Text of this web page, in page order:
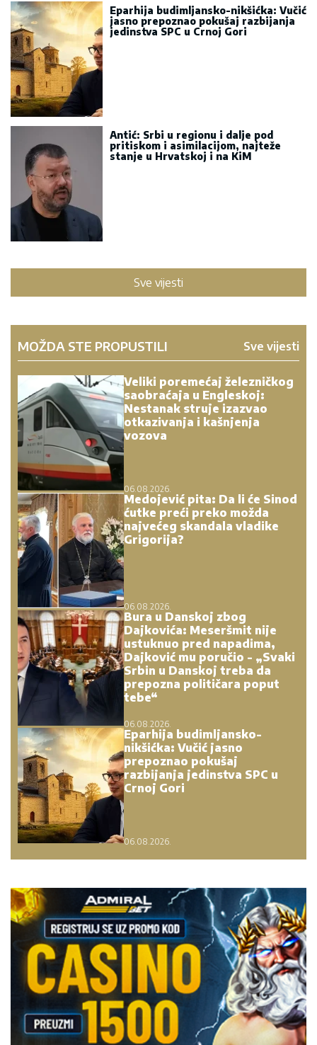
Eparhija budimljansko-nikšićka: Vučić
jasno prepoznao pokušaj razbijanja
jedinstva SPC u Crnoj Gori
Antić: Srbi u regionu i dalje pod
pritiskom i asimilacijom, najteže
stanje u Hrvatskoj i na KiM
Sve vijesti
MOŽDA STE PROPUSTILI Sve vijesti
Veliki poremećaj železničkog
saobraćaja u Engleskoj:
Nestanak struje izazvao
otkazivanja i kašnjenja
vozova
06.08.2026.
Medojević pita: Da li će Sinod
ćutke preći preko možda
najvećeg skandala vladike
Grigorija?
06.08.2026.
Bura u Danskoj zbog
Dajkovića: Meseršmit nije
ustuknuo pred napadima,
Dajković mu poručio - „Svaki
Srbin u Danskoj treba da
prepozna političara poput
tebe“
06.08.2026.
Eparhija budimljansko-
nikšićka: Vučić jasno
prepoznao pokušaj
razbijanja jedinstva SPC u
Crnoj Gori
06.08.2026.